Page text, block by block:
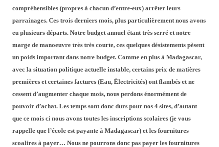
compréhensibles (propres à chacun d’entre-eux) arrêter leurs
parrainages. Ces trois derniers mois, plus particulièrement nous avons
eu plusieurs départs. Notre budget annuel étant très serré et notre
marge de manoeuvre très très courte, ces quelques désistements pèsent
un poids important dans notre budget. Comme en plus à Madagascar,
avec la situation politique actuelle instable, certains prix de matières
premières et certaines factures (Eau, Électricités) ont flambés et ne
cessent d’augmenter chaque mois, nous perdons énormément de
pouvoir d’achat. Les temps sont donc durs pour nos 4 sites, d’autant
que ce mois ci nous avons toutes les inscriptions scolaires (je vous
rappelle que l’école est payante à Madagascar) et les fournitures
scoalires à payer… Nous ne pourrons donc pas payer les fournitures